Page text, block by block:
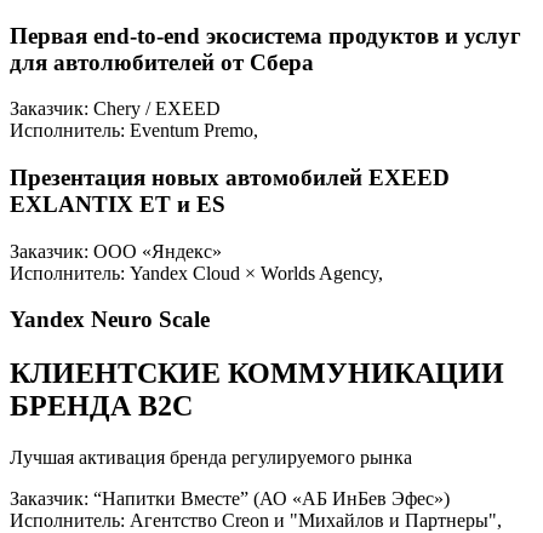
Первая end-to-end экосистема продуктов и услуг
для автолюбителей от Сбера
Заказчик: Chery / EXEED
Исполнитель: Eventum Premo,
Презентация новых автомобилей EXEED
EXLANTIX ET и ES
Заказчик: ООО «Яндекс»
Исполнитель: Yandex Cloud × Worlds Agency,
Yandex Neuro Scale
КЛИЕНТСКИЕ КОММУНИКАЦИИ
БРЕНДА B2C
Лучшая активация бренда регулируемого рынка
Заказчик: “Напитки Вместе” (АО «АБ ИнБев Эфес»)
Исполнитель: Агентство Creon и "Михайлов и Партнеры",